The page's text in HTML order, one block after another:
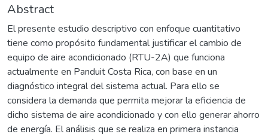
Abstract
El presente estudio descriptivo con enfoque cuantitativo
tiene como propósito fundamental justificar el cambio de
equipo de aire acondicionado (RTU-2A) que funciona
actualmente en Panduit Costa Rica, con base en un
diagnóstico integral del sistema actual. Para ello se
considera la demanda que permita mejorar la eficiencia de
dicho sistema de aire acondicionado y con ello generar ahorro
de energía. El análisis que se realiza en primera instancia